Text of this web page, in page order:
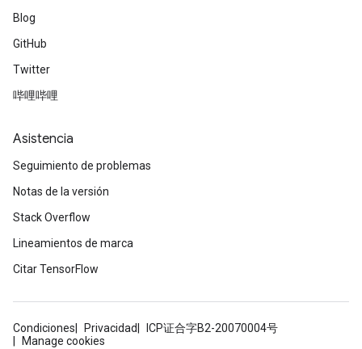
Blog
GitHub
Twitter
哔哩哔哩
Asistencia
Seguimiento de problemas
Notas de la versión
Stack Overflow
Lineamientos de marca
Citar TensorFlow
Condiciones Privacidad
ICP证合字B2-20070004号
Manage cookies